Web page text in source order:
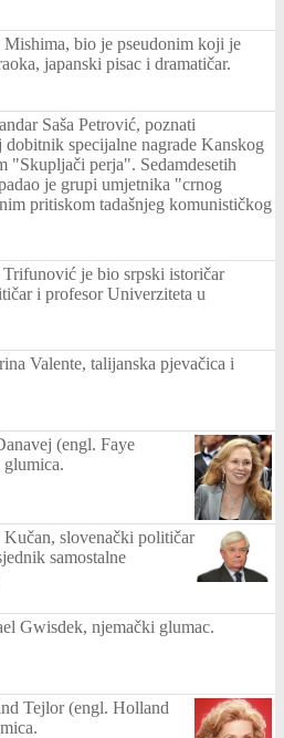
bio je pseudonim koji je
japanski pisac i dramatičar.
Saša Petrović, poznati
specijalne nagrade Kanskog
"Skupljači perja". Sedamdesetih
je grupi umjetnika "crnog
pritiskom tadašnjeg komunističkog
je bio srpski istoričar
i profesor Univerziteta u
Valente, talijanska pjevačica i
(engl. Faye
slovenački političar
samostalne
Gwisdek, njemački glumac.
Tejlor (engl. Holland